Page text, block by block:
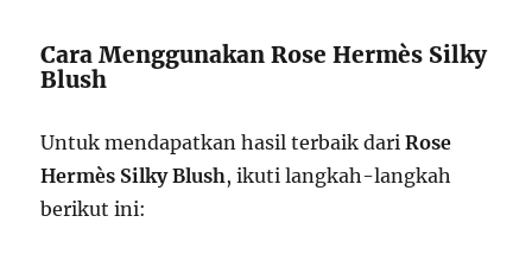
Cara Menggunakan Rose Hermès Silky
Blush
Untuk mendapatkan hasil terbaik dariRose
Hermès Silky Blush, ikuti langkah-langkah
berikut ini: